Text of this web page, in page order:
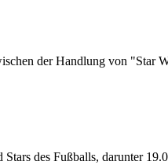
der Handlung von "Star
des Fußballs, darunter